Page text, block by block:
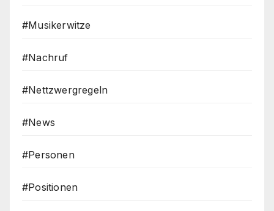
#Musikerwitze
#Nachruf
#Nettzwergregeln
#News
#Personen
#Positionen